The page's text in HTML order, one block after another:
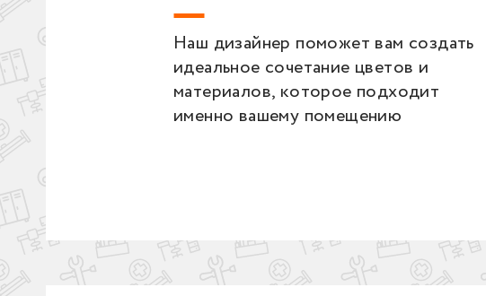
Наш дизайнер поможет вам создать
идеальное сочетание цветов и
материалов, которое подходит
именно вашему помещению